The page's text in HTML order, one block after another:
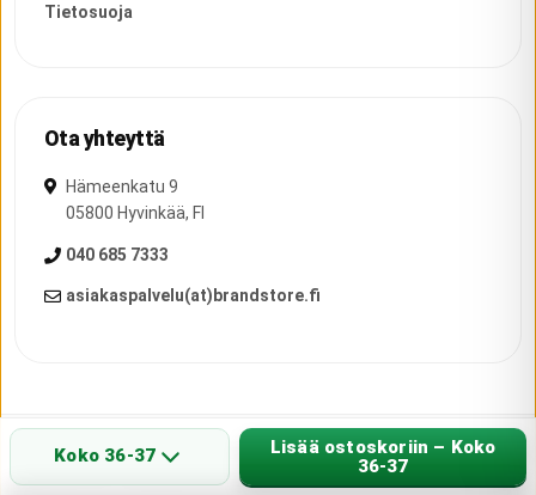
Koko 36-37
Lisää ostoskoriin – Koko
36-37
Tietosuoja
Ota yhteyttä
Hämeenkatu 9
05800 Hyvinkää, FI
040 685 7333
asiakaspalvelu(at)brandstore.fi
Copyright ©2026Brand Group Int. bgi.fi
Brandstore.fi - paljasjalkakengät, asiantunteva palvelu ja myymälä